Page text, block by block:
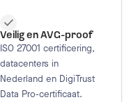
Veilig en AVG-proof
ISO 27001 certificering,
datacenters in
Nederland en DigiTrust
Data Pro-certificaat.